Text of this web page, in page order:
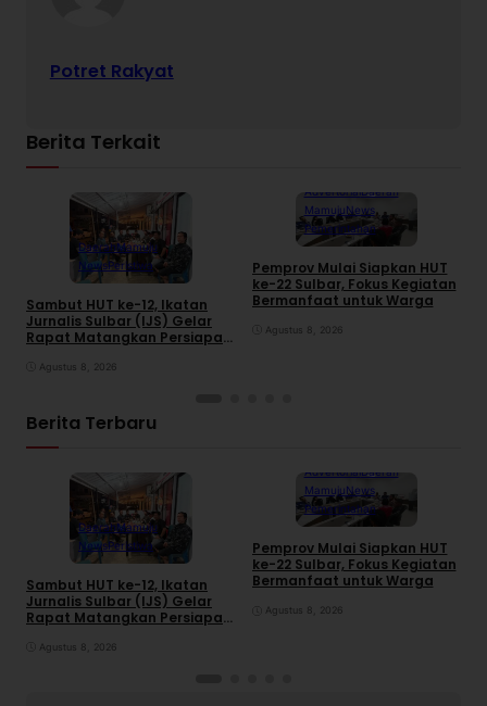
Potret Rakyat
Berita Terkait
DaerahMamuju
NewsPeristiwa
Sambut HUT ke-12, Ikatan
Jurnalis Sulbar (IJS) Gelar
Rapat Matangkan Persiapan
Agustus 8, 2026
AdvertorialDaerah
MamujuNews
Pemerintahan
Pemprov Mulai Siapkan HUT
ke-22 Sulbar, Fokus Kegiatan
Bermanfaat untuk Warga
Agustus 8, 2026
Berita Terbaru
DaerahMamuju
NewsPeristiwa
Sambut HUT ke-12, Ikatan
Jurnalis Sulbar (IJS) Gelar
Rapat Matangkan Persiapan
Agustus 8, 2026
AdvertorialDaerah
MamujuNews
Pemerintahan
Pemprov Mulai Siapkan HUT
ke-22 Sulbar, Fokus Kegiatan
Bermanfaat untuk Warga
Agustus 8, 2026